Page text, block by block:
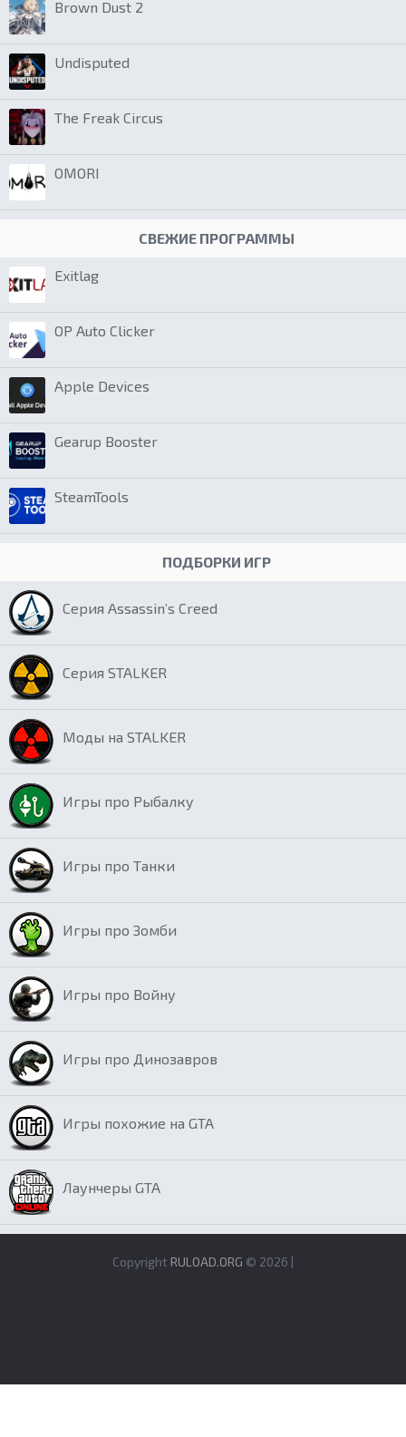
Brown Dust 2
Undisputed
The Freak Circus
OMORI
СВЕЖИЕ ПРОГРАММЫ
Exitlag
OP Auto Clicker
Apple Devices
Gearup Booster
SteamTools
ПОДБОРКИ ИГР
Серия Assassin’s Creed
Серия STALKER
Моды на STALKER
Игры про Рыбалку
Игры про Танки
Игры про Зомби
Игры про Войну
Игры про Динозавров
Игры похожие на GTA
Лаунчеры GTA
Copyright RULOAD.ORG © 2026 |